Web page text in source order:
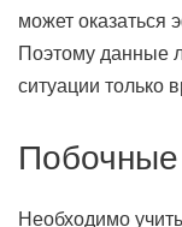
может оказаться
Поэтому данные
ситуации только
Побочные
Необходимо